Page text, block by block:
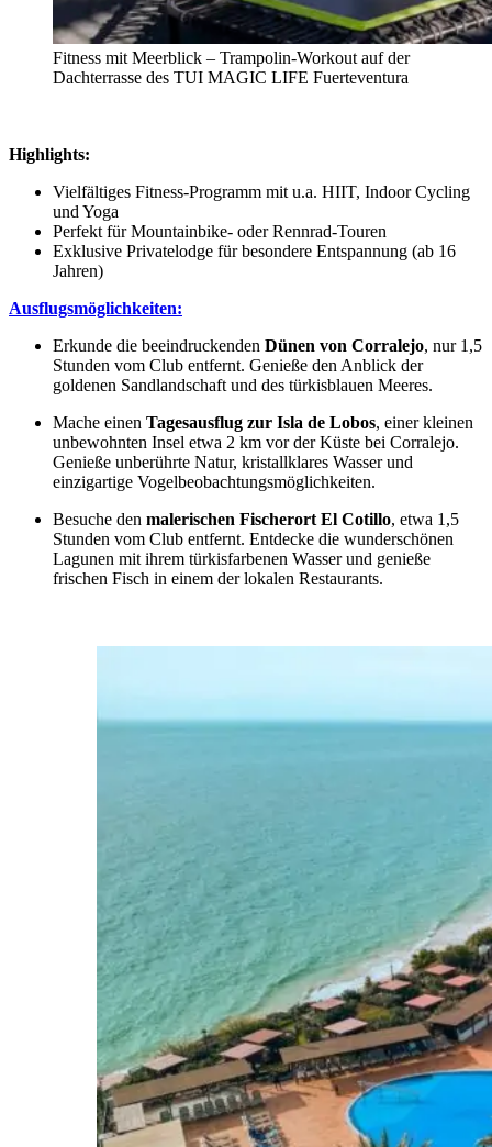
Fitness mit Meerblick – Trampolin-Workout auf der
Dachterrasse des TUI MAGIC LIFE Fuerteventura
Highlights:
Vielfältiges Fitness-Programm mit u.a. HIIT, Indoor Cycling
und Yoga
Perfekt für Mountainbike- oder Rennrad-Touren
Exklusive Privatelodge für besondere Entspannung (ab 16
Jahren)
Ausflugsmöglichkeiten:
Erkunde die beeindruckenden Dünen von Corralejo, nur 1,5
Stunden vom Club entfernt. Genieße den Anblick der
goldenen Sandlandschaft und des türkisblauen Meeres.
Mache einen Tagesausflug zur Isla de Lobos, einer kleinen
unbewohnten Insel etwa 2 km vor der Küste bei Corralejo.
Genieße unberührte Natur, kristallklares Wasser und
einzigartige Vogelbeobachtungsmöglichkeiten.
Besuche den malerischen Fischerort El Cotillo, etwa 1,5
Stunden vom Club entfernt. Entdecke die wunderschönen
Lagunen mit ihrem türkisfarbenen Wasser und genieße
frischen Fisch in einem der lokalen Restaurants.